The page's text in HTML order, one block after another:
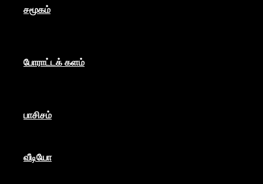
சமூகம்
போராட்டக் களம்
பாசிசம்
வீடியோ